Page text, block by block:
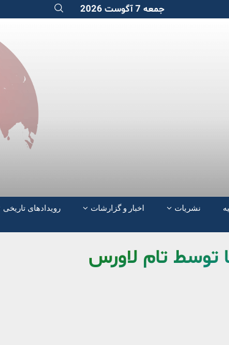
جمعه 7 آگوست 2026
نشریات اخبار و گزارشات رویدادهای تاریخی
توسط تام لاورس